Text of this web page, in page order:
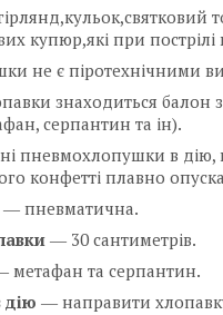
купюр,які при пострілі
не є піротехнічними
знаходиться балон
серпантин та ін).
пневмохлопушки в дію,
конфетті плавно
― пневматична.
― 30 сантиметрів.
метафан та серпантин.
дію ― направити